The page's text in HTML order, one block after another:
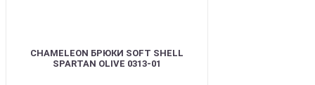
CHAMELEON БРЮКИ SOFT SHELL
SPARTAN OLIVE 0313-01